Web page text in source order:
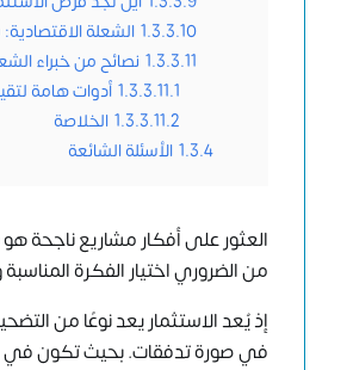
1.3.3.10 الشعلة
1.3.3.11 نصائح من خبراء
1.3.3.11.1 أدوات هامة
1.3.3.11.2 الخلاصة
1.3.4 الأسئلة الشائعة
العثور على أفكار مشاريع ناجحة
من الضروري اختيار الفكرة
إذ يُعد الاستثمار يعد نوعًا من
في صورة تدفقات. بحيث تكون في